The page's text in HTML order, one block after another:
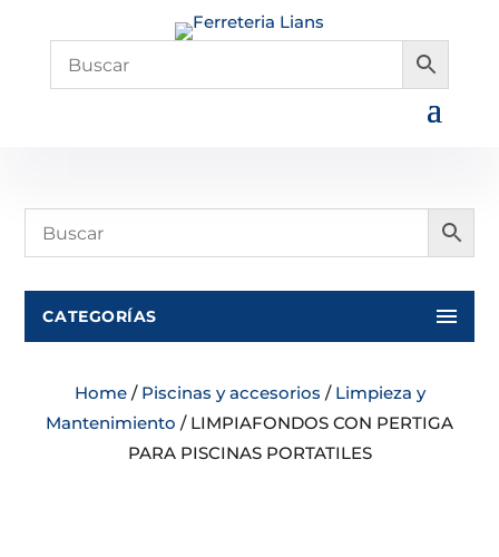
CATEGORÍAS
Home/ Piscinas y accesorios / Limpieza y
Mantenimiento / LIMPIAFONDOS CON PERTIGA
PARA PISCINAS PORTATILES